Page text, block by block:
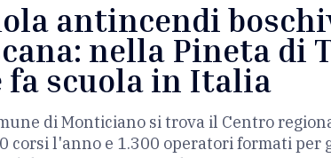
antincendi
nella Pineta di
fa scuola in Italia
di Monticiano si trova il Centro
corsi l'anno e 1.300 operatori formati per